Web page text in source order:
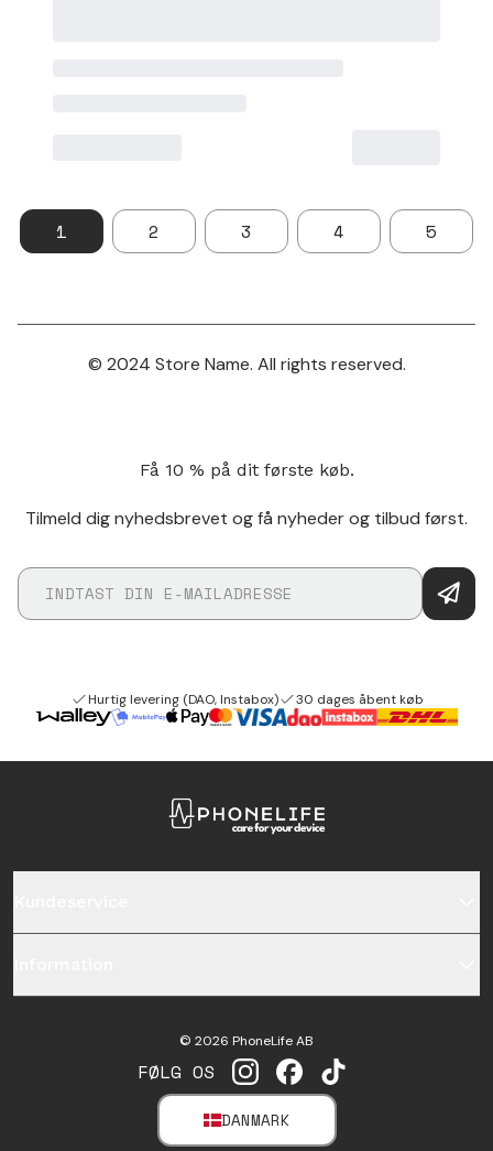
1 2 3 4 5
© 2024 Store Name. All rights reserved.
Få 10 % på dit første køb.
Tilmeld dig nyhedsbrevet og få nyheder og tilbud først.
Hurtig levering (DAO, Instabox) 30 dages åbent køb
FØLG OS INSTAGRAM
FACEBOOKTIKTOK
DANMARK
SELECT MARKET
© 2026 PhoneLife AB